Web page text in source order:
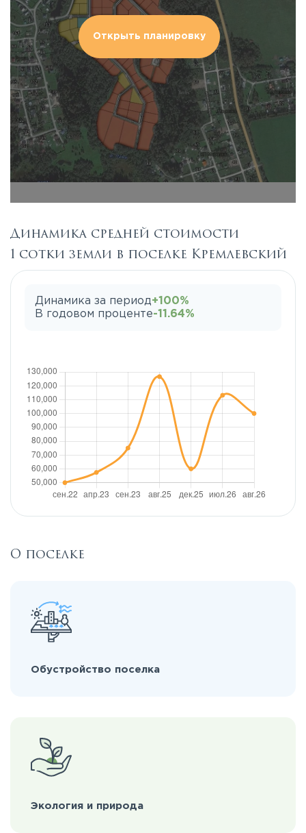
Открыть планировку
Динамика средней стоимости
1 сотки земли в поселке Кремлевский
Динамика за период+100%
В годовом проценте-11.64%
О поселке
Обустройство поселка
Экология и природа